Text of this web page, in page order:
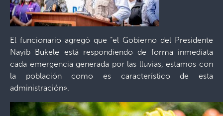
El funcionario agregó que “el Gobierno del Presidente
Nayib Bukele está respondiendo de forma inmediata
cada emergencia generada por las lluvias, estamos con
la población como es característico de esta
administración».